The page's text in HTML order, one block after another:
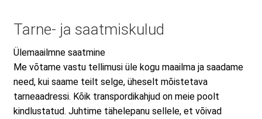
Tarne- ja saatmiskulud
Ülemaailmne saatmine
Me võtame vastu tellimusi üle kogu maailma ja saadame
need, kui saame teilt selge, üheselt mõistetava
tarneaadressi. Kõik transpordikahjud on meie poolt
kindlustatud. Juhtime tähelepanu sellele, et võivad